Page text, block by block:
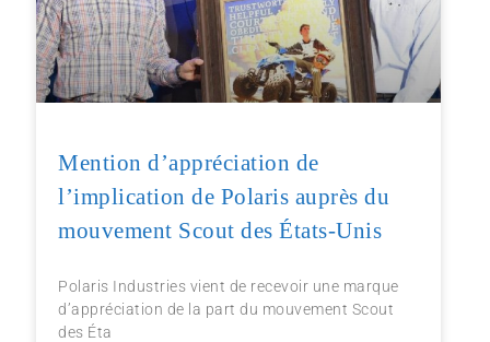
Mention d’appréciation de
l’implication de Polaris auprès du
mouvement Scout des États-Unis
Polaris Industries vient de recevoir une marque
d’appréciation de la part du mouvement Scout
des Éta